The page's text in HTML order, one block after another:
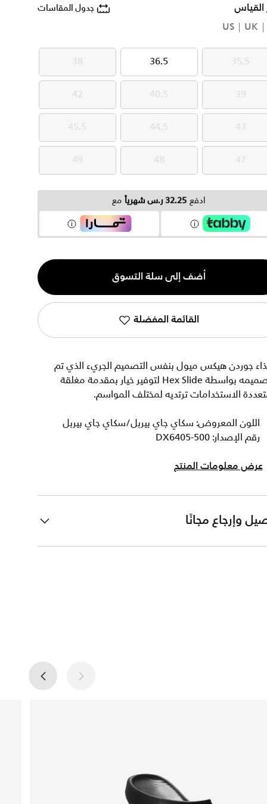
القياس جدول المقاسات
UK
US
35.5
35.5
36.5
36.5
38
38
39
39
40.5
40.5
42
42
43
43
44.5
44.5
45.5
45.5
47
47
48
48
49
49
ادفع 32.25 ر.س شهرياً مع
أضف إلى سلة التسوق
القائمة المفضلة
جوردن هيكس ميول بنفس التصميم الجريء الذي تم
تصميمه بواسطة Hex Slide لتوفير خيار بمقدمة مغلقة
الاستخدامات ترتديه لمختلف المواسم.
اللون المعروض: سكاي جاي بيربل/سكاي جاي بيربل
رقم الإصدار: DX6405-500
عرض معلومات المنتج
وإرجاع مجانًا